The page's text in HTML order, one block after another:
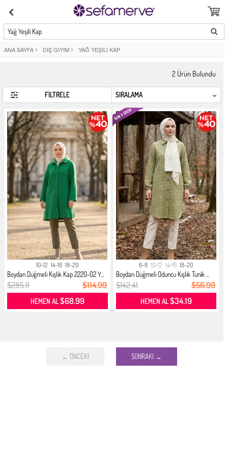
Yağ Yeşili Kap
ANA SAYFA > DIŞ GIYIM > YAĞ YEŞILI KAP
2 Ürün Bulundu
FİLTRELE
10-12 14-16 18-20
Boydan Düğmeli Kışlık Kap 2220-02 Y...
$285.11 $114.99
HEMEN AL$68.99
6-8 10-12 14-16 18-20
Boydan Düğmeli Oduncu Kışlık Tunik ...
$142.41 $56.99
HEMEN AL$34.19
← ÖNCEKI SONRAKI →